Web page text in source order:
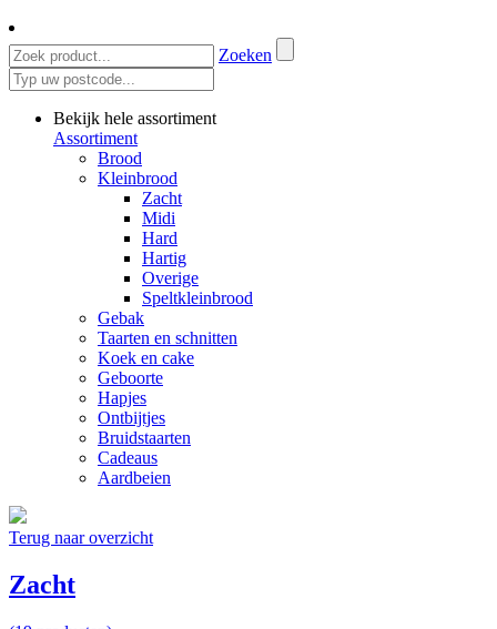
Zoeken
Bekijk hele assortiment
Assortiment
Brood
Kleinbrood
Zacht
Midi
Hard
Hartig
Overige
Speltkleinbrood
Gebak
Taarten en schnitten
Koek en cake
Geboorte
Hapjes
Ontbijtjes
Bruidstaarten
Cadeaus
Aardbeien
Terug naar overzicht
Zacht